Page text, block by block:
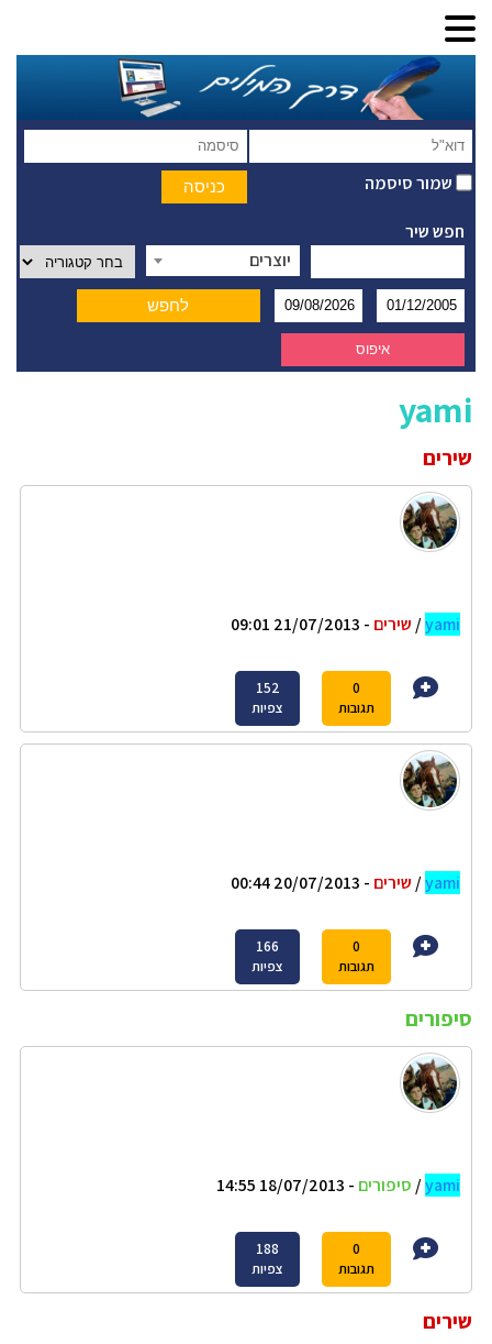
שמור סיסמה
חפש שיר
יוצרים
yami
שירים
yami
/ שירים - 21/07/2013 09:01
0
תגובות
152
צפיות
yami
/ שירים - 20/07/2013 00:44
0
תגובות
166
צפיות
סיפורים
yami
/ סיפורים - 18/07/2013 14:55
0
תגובות
188
צפיות
שירים